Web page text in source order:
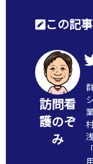
この記
訪問看
護のぞ
み